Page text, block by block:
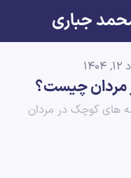
جباری
مردان چیست؟
های کوچک در مردان